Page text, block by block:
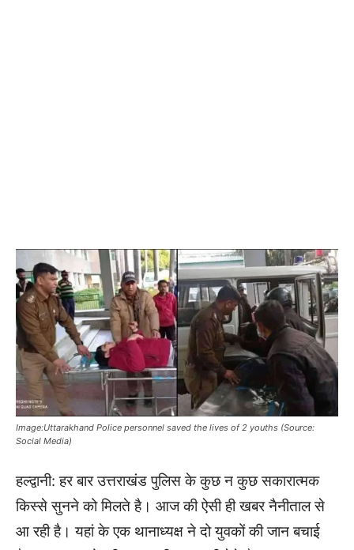
Image:Uttarakhand Police personnel saved the lives of 2 youths (Source:
Social Media)
हल्द्वानी: हर बार उत्तराखंड पुलिस के कुछ न कुछ सकारात्मक
किस्से सुनने को मिलते है। आज की ऐसी ही खबर नैनीताल से
आ रही है। यहां के एक थानाध्यक्ष ने दो युवकों की जान बचाई